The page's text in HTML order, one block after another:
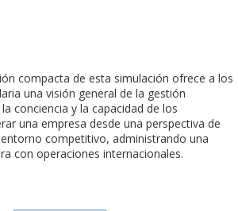
compacta de esta simulación ofrece a los
una visión general de la gestión
conciencia y la capacidad de los
una empresa desde una perspectiva de
competitivo, administrando una
con operaciones internacionales.